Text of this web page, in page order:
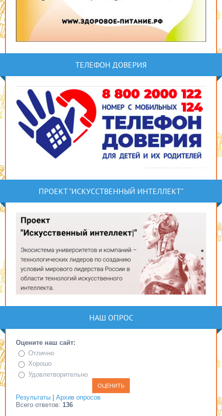
ТЕЛЕФОН ДОВЕРИЯ
ПРОЕКТ "ИСКУССТВЕННЫЙ ИНТЕЛЛЕКТ"
НАШ ОПРОС
Оцените наш сайт:
Отлично
Хорошо
Удовлетворительно
Результаты
Архив опросов
Всего ответов: 136